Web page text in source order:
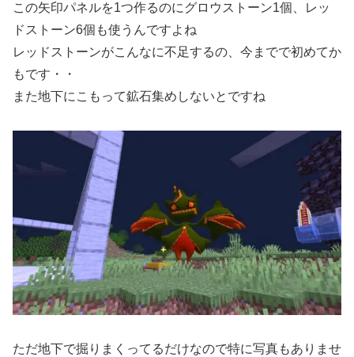
この矢印パネルを1つ作るのにグロウストーン1個、レッ
ドストーン6個も使うんですよね
レッドストーンがこんなに不足するの、今までで初めてか
もです・・
また地下にこもって鉱石集めしないとですね
ただ地下で掘りまくってるだけなので特に写真もありませ